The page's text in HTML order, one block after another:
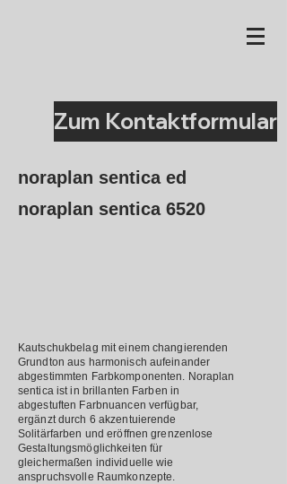
Zum Kontaktformular
noraplan sentica ed
noraplan sentica 6520
Kautschukbelag mit einem changierenden
Grundton aus harmonisch aufeinander
abgestimmten Farbkomponenten. Noraplan
sentica ist in brillanten Farben in
abgestuften Farbnuancen verfügbar,
ergänzt durch 6 akzentuierende
Solitärfarben und eröffnen grenzenlose
Gestaltungsmöglichkeiten für
gleichermaßen individuelle wie
anspruchsvolle Raumkonzepte.